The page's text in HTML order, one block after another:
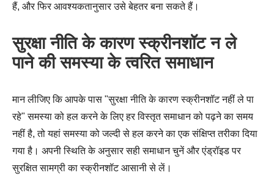
हैं, और फिर आवश्यकतानुसार उसे बेहतर बना सकते हैं।
सुरक्षा नीति के कारण स्क्रीनशॉट न ले
पाने की समस्या के त्वरित समाधान
मान लीजिए कि आपके पास "सुरक्षा नीति के कारण स्क्रीनशॉट नहीं ले पा
रहे" समस्या को हल करने के लिए हर विस्तृत समाधान को पढ़ने का समय
नहीं है, तो यहां समस्या को जल्दी से हल करने का एक संक्षिप्त तरीका दिया
गया है। अपनी स्थिति के अनुसार सही समाधान चुनें और एंड्रॉइड पर
सुरक्षित सामग्री का स्क्रीनशॉट आसानी से लें।